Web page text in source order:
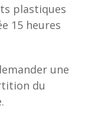
plastiques
15 heures
une
du